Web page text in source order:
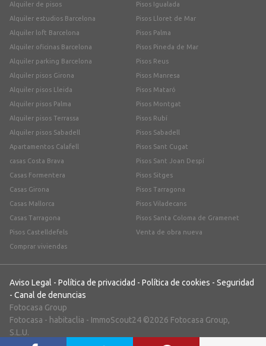
Alquiler de pisos
Alquiler estudios Barcelona
Alquiler loft Barcelona
Alquiler oficinas Barcelona
Alquiler parking Barcelona
Alquiler pisos Girona
Alquiler pisos Lleida
Alquiler pisos Palma
Alquiler pisos Terrassa
Alquiler pisos Sabadell
Apartamentos Calafell
casas Costa Brava
Casas Formentera
Casas Girona
Casas Mallorca
Casas Tarragona
Pisos Castelldefels
Comprar viviendas
Pisos Igualada
Pisos Lloret de Mar
Pisos Palma
Pisos Pineda de Mar
Pisos Reus
Pisos Manresa
Pisos Mataró
Pisos Montgat
Pisos Rubí
Pisos Sabadell
Pisos Sant Cugat
Pisos Sant Joan Despí
Pisos Sitges
Pisos Tarragona
Pisos Viladecans
Pisos Santa Coloma de Gramenet
Venta de obra nueva
Aviso Legal - Política de privacidad - Política de cookies - Seguridad
- Canal de denuncias
Fotocasa Group
Fotocasa - habitaclia - ImmoScout24 ©2026 Fotocasa Group,
S.L.U.